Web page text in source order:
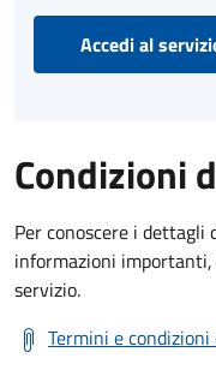
Accedi al
Condizioni
Per conoscere i dettagli
informazioni
servizio.
Termini e